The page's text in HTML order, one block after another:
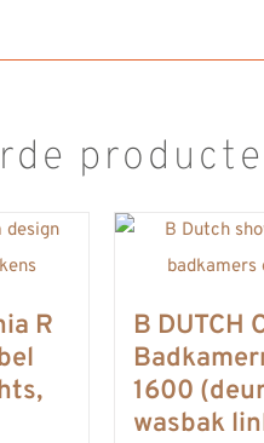
R
B DUTCH
1600
wasbak